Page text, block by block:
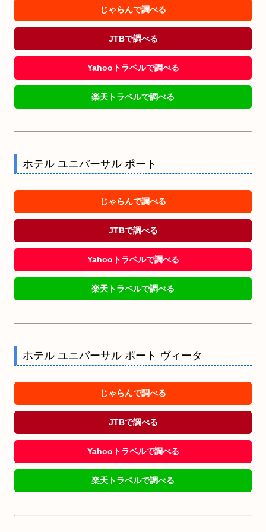
じゃらんで調べる
JTBで調べる
Yahooトラベルで調べる
楽天トラベルで調べる
ホテル ユニバーサル ポート
じゃらんで調べる
JTBで調べる
Yahooトラベルで調べる
楽天トラベルで調べる
ホテル ユニバーサル ポート ヴィータ
じゃらんで調べる
JTBで調べる
Yahooトラベルで調べる
楽天トラベルで調べる